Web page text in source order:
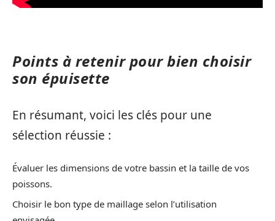
Points à retenir pour bien choisir
son épuisette
En résumant, voici les clés pour une
sélection réussie :
Évaluer les dimensions de votre bassin et la taille de vos
poissons.
Choisir le bon type de maillage selon l’utilisation